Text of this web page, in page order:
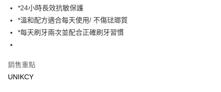
Google Pay
運送方式
7-11取貨付款［需3-5個工作天不含預購商品］
付款後7-11取貨［需3-5個工作天不含預購商品］
*24小時長效抗敏保護
*溫和配方適合每天使用/ 不傷琺瑯質
*每天刷牙兩次並配合正確刷牙習慣
銷售重點
UNIKCY